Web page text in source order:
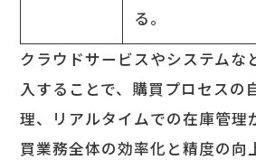
る。
クラウドサービスやシステムな
入することで、購買プロセスの
理、リアルタイムでの在庫管理
買業務全体の効率化と精度の向